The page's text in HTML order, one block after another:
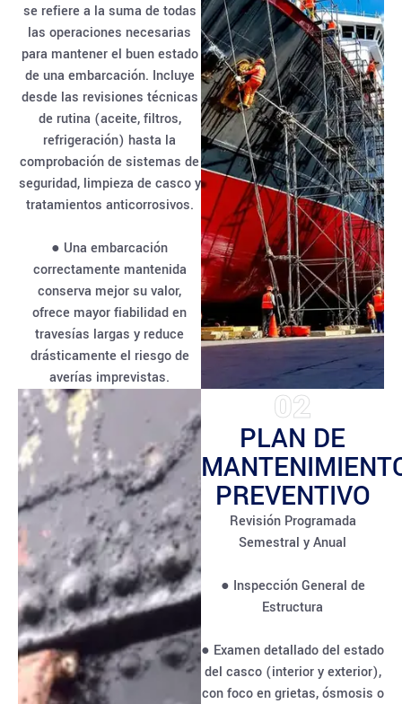
se refiere a la suma de todas
las operaciones necesarias
para mantener el buen estado
de una embarcación. Incluye
desde las revisiones técnicas
de rutina (aceite, filtros,
refrigeración) hasta la
comprobación de sistemas de
seguridad, limpieza de casco y
tratamientos anticorrosivos.
● Una embarcación
correctamente mantenida
conserva mejor su valor,
ofrece mayor fiabilidad en
travesías largas y reduce
drásticamente el riesgo de
averías imprevistas.
02
PLAN DE
PREVENTIVO
Revisión Programada
Semestral y Anual
● Inspección General de
Estructura
● Examen detallado del estado
del casco (interior y exterior),
con foco en grietas, ósmosis o